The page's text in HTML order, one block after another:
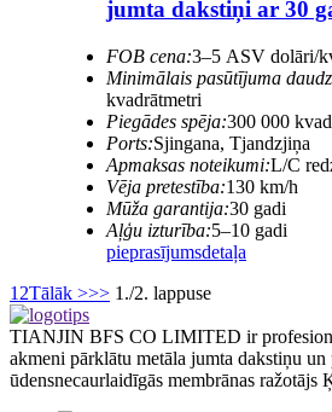
jumta dakstiņi ar 30
FOB cena:3–5 ASV dolāri/
Minimālais pasūtījuma
kvadrātmetri
Piegādes spēja:300 000
Ports:Sjingana, Tjandzjiņa
Apmaksas noteikumi:L/C
Vēja pretestība:130 km/h
Mūža garantija:30 gadi
Aļģu izturība:5–10 gadi
pieprasījumsdetaļa
1 2Tālāk >>> 1./2. lappuse
TIANJIN BFS CO LIMITED ir
akmeni pārklātu metāla jumta dakstiņu un
ūdensnecaurlaidīgās membrānas ražotājs